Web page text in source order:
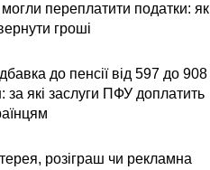
переплатити податки: як
гроші
до пенсії від 597 до 908
за які заслуги ПФУ доплатить
розіграш чи рекламна